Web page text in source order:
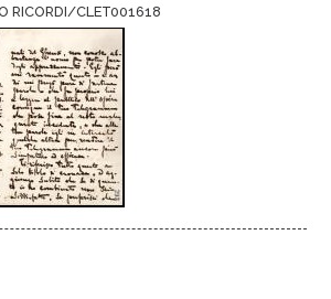
RICORDI/CLET001618